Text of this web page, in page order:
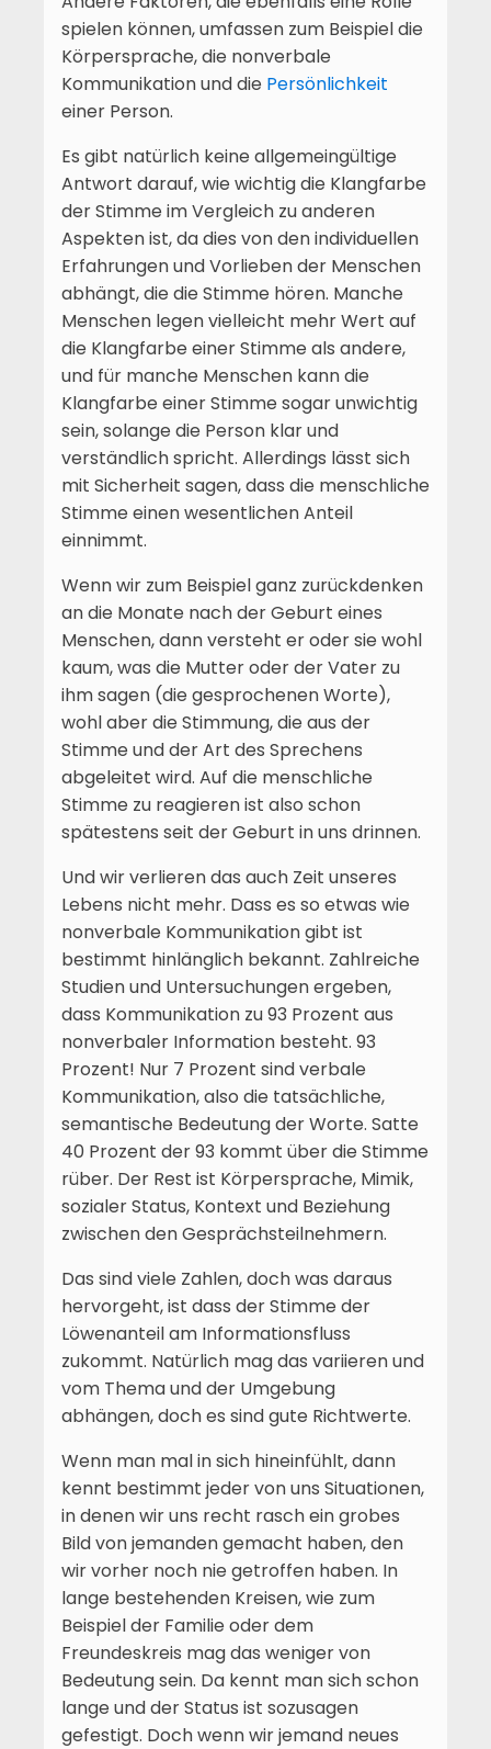
spielen können, umfassen zum Beispiel die
Körpersprache, die nonverbale
Kommunikation und die Persönlichkeit
einer Person.
Es gibt natürlich keine allgemeingültige
Antwort darauf, wie wichtig die Klangfarbe
der Stimme im Vergleich zu anderen
Aspekten ist, da dies von den individuellen
Erfahrungen und Vorlieben der Menschen
abhängt, die die Stimme hören. Manche
Menschen legen vielleicht mehr Wert auf
die Klangfarbe einer Stimme als andere,
und für manche Menschen kann die
Klangfarbe einer Stimme sogar unwichtig
sein, solange die Person klar und
verständlich spricht. Allerdings lässt sich
mit Sicherheit sagen, dass die menschliche
Stimme einen wesentlichen Anteil
einnimmt.
Wenn wir zum Beispiel ganz zurückdenken
an die Monate nach der Geburt eines
Menschen, dann versteht er oder sie wohl
kaum, was die Mutter oder der Vater zu
ihm sagen (die gesprochenen Worte),
wohl aber die Stimmung, die aus der
Stimme und der Art des Sprechens
abgeleitet wird. Auf die menschliche
Stimme zu reagieren ist also schon
spätestens seit der Geburt in uns drinnen.
Und wir verlieren das auch Zeit unseres
Lebens nicht mehr. Dass es so etwas wie
nonverbale Kommunikation gibt ist
bestimmt hinlänglich bekannt. Zahlreiche
Studien und Untersuchungen ergeben,
dass Kommunikation zu 93 Prozent aus
nonverbaler Information besteht. 93
Prozent! Nur 7 Prozent sind verbale
Kommunikation, also die tatsächliche,
semantische Bedeutung der Worte. Satte
40 Prozent der 93 kommt über die Stimme
rüber. Der Rest ist Körpersprache, Mimik,
sozialer Status, Kontext und Beziehung
zwischen den Gesprächsteilnehmern.
Das sind viele Zahlen, doch was daraus
hervorgeht, ist dass der Stimme der
Löwenanteil am Informationsfluss
zukommt. Natürlich mag das variieren und
vom Thema und der Umgebung
abhängen, doch es sind gute Richtwerte.
Wenn man mal in sich hineinfühlt, dann
kennt bestimmt jeder von uns Situationen,
in denen wir uns recht rasch ein grobes
Bild von jemanden gemacht haben, den
wir vorher noch nie getroffen haben. In
lange bestehenden Kreisen, wie zum
Beispiel der Familie oder dem
Freundeskreis mag das weniger von
Bedeutung sein. Da kennt man sich schon
lange und der Status ist sozusagen
gefestigt. Doch wenn wir jemand neues